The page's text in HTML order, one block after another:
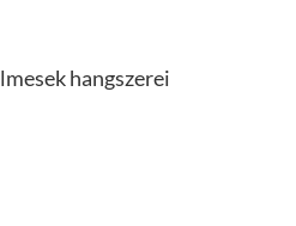
hangszerei